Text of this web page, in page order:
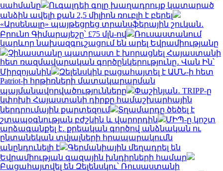
սահմանը
Ուգալդեի գոլը խաղադրույք կատարած
անձին ավելի քան 2,5 միլիոն ռուբլի է բերել
«Արսենալը» պայթեցրեց տրանսֆերային շուկան․
Բրունո Գիմարայեշը՝ £75 մլն-ով
Ռուսաստանում
կարևոր նախազգուշացում են արել Եվրամիությանը
Չինաստանը պատրաստ է խորացնել Հայաստանի
հետ ռազմավարական գործընկերությունը․ Վան Ին՝
Միրզոյանին
Զելենսկին բացահայտել է ԱՄՆ-ի հետ
Patriot-ի հրթիռների մատակարարման
պայմանավորվածությունները
Փաշինյան․ TRIPP-ը
կփոխի Հայաստանի դիրքը համաշխարհային
ներդրումային քարտեզում
Տղամարդը ծեծել է
շտապօգնության բժշկին և վարորդին
ՄԻՊ-ը կոշտ
արձագանքել է․ քրեական գործով անձնական ու
ընտանեկան տվյալների հրապարակումն
անընդունելի է
Գերմանիային մեղադրել են
Եվրամիության գազային խնդիրների համար
Բացահայտվել են Զելենսկու՝ Ռուսաստանի